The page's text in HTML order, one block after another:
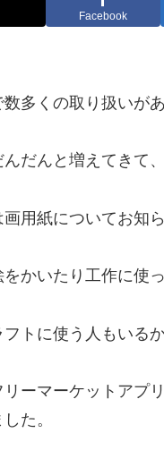
Facebook
多くの取り扱いが
だんと増えてきて
用紙についてお知ら
かいたり工作に使
トに使う人もいる
ーマーケットアプ
た。